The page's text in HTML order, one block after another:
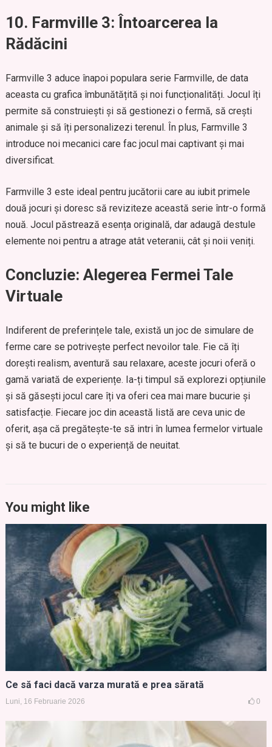
10. Farmville 3: Întoarcerea la
Rădăcini
Farmville 3 aduce înapoi populara serie Farmville, de data
aceasta cu grafica îmbunătățită și noi funcționalități. Jocul îți
permite să construiești și să gestionezi o fermă, să crești
animale și să îți personalizezi terenul. În plus, Farmville 3
introduce noi mecanici care fac jocul mai captivant și mai
diversificat.
Farmville 3 este ideal pentru jucătorii care au iubit primele
două jocuri și doresc să reviziteze această serie într-o formă
nouă. Jocul păstrează esența originală, dar adaugă destule
elemente noi pentru a atrage atât veteranii, cât și noii veniți.
Concluzie: Alegerea Fermei Tale
Virtuale
Indiferent de preferințele tale, există un joc de simulare de
ferme care se potrivește perfect nevoilor tale. Fie că îți
dorești realism, aventură sau relaxare, aceste jocuri oferă o
gamă variată de experiențe. Ia-ți timpul să explorezi opțiunile
și să găsești jocul care îți va oferi cea mai mare bucurie și
satisfacție. Fiecare joc din această listă are ceva unic de
oferit, așa că pregătește-te să intri în lumea fermelor virtuale
și să te bucuri de o experiență de neuitat.
You might like
Ce să faci dacă varza murată e prea sărată
Luni, 16 Februarie 2026 0